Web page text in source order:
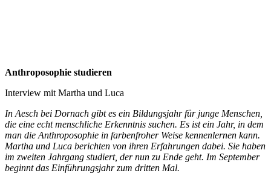
Anthroposophie studieren
Interview mit Martha und Luca
In Aesch bei Dornach gibt es ein Bildungsjahr für junge Menschen,
die eine echt menschliche Erkenntnis suchen. Es ist ein Jahr, in dem
man die Anthroposophie in farbenfroher Weise kennenlernen kann.
Martha und Luca berichten von ihren Erfahrungen dabei. Sie haben
im zweiten Jahrgang studiert, der nun zu Ende geht. Im September
beginnt das Einführungsjahr zum dritten Mal.